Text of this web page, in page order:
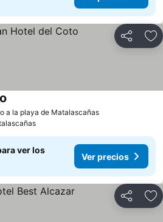
Compartir
a la playa de Matalascañas
ver los
Ver precios
Compartir